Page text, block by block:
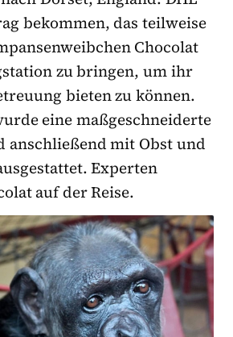
bekommen, das teilweise
Chocolat
zu bringen, um ihr
bieten zu können.
eine maßgeschneiderte
anschließend mit Obst und
Experten
auf der Reise.